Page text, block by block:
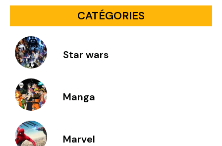
CATÉGORIES
Star wars
Manga
Marvel